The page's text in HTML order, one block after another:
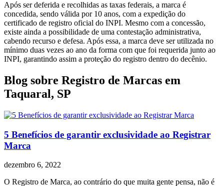
Após ser deferida e recolhidas as taxas federais, a marca é
concedida, sendo válida por 10 anos, com a expedição do
certificado de registro oficial do INPI. Mesmo com a concessão,
existe ainda a possibilidade de uma contestação administrativa,
cabendo recurso e defesa. Após essa, a marca deve ser utilizada no
mínimo duas vezes ao ano da forma com que foi requerida junto ao
INPI, garantindo assim a proteção do registro dentro do decênio.
Blog sobre Registro de Marcas em
Taquaral, SP
5 Benefícios de garantir exclusividade ao Registrar
Marca
dezembro 6, 2022
O Registro de Marca, ao contrário do que muita gente pensa, não é